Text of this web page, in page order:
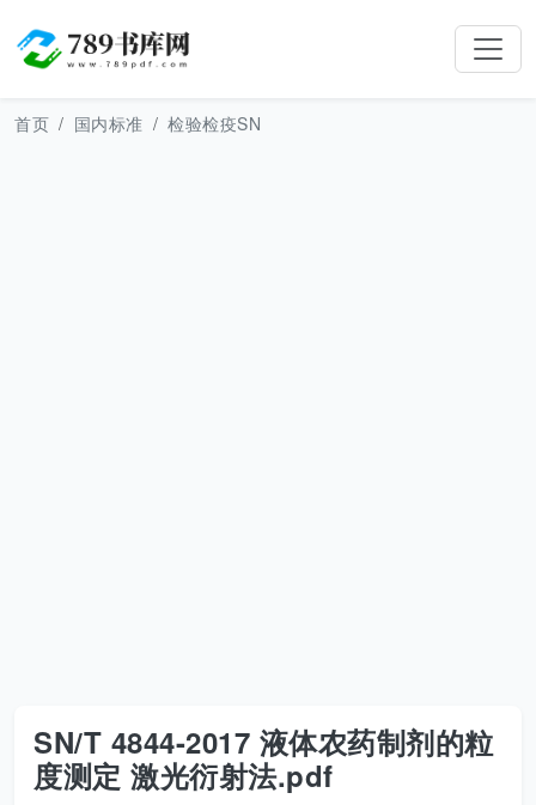
首页 国内标准 检验检疫SN
SN/T 4844-2017 液体农药制剂的粒
度测定 激光衍射法.pdf